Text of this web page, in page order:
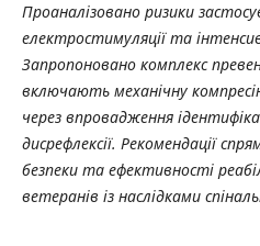
Проаналізовано ризики
електростимуляції та
Запропоновано комплекс
включають механічну
через впровадження
дисрефлексії. Рекомендації
безпеки та ефективності
ветеранів із наслідками